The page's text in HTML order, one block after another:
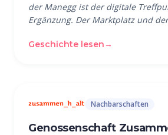
der Manegg ist der digitale
Ergänzung. Der Marktplatz und
Geschichte lesen →
Nachbarschaften
Genossenschaft